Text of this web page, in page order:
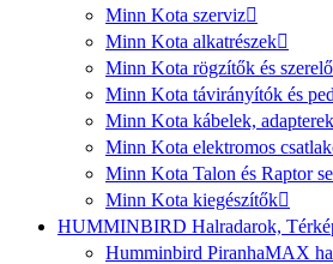
Minn Kota szerviz
Minn Kota alkatrészek
Minn Kota rögzítők és
Minn Kota távirányítók és
Minn Kota kábelek,
Minn Kota elektromos
Minn Kota Talon és Raptor
Minn Kota kiegészítők
HUMMINBIRD Halradarok,
Humminbird PiranhaMAX